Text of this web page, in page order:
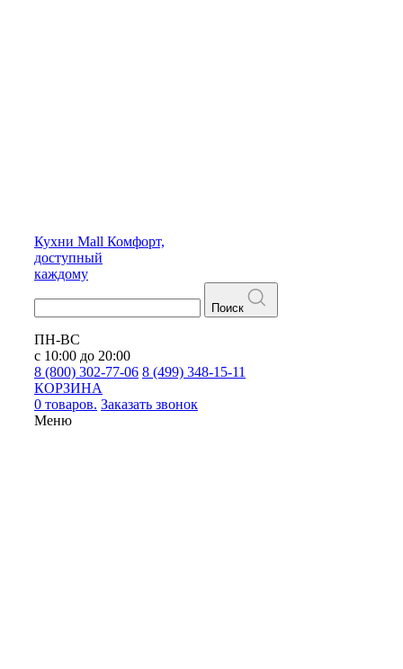
Кухни Mall Комфорт,
доступный
каждому
Поиск
ПН-ВС
с 10:00 до 20:00
8 (800) 302-77-06 8 (499) 348-15-11
КОРЗИНА
0 товаров. Заказать звонок
Меню